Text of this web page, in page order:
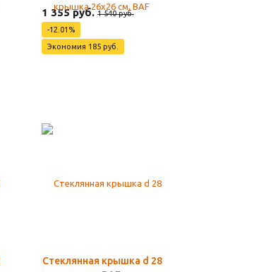
1 355 руб. 1 540 руб.
-12.01%
Экономия 185 руб.
Стеклянная крышка d 28